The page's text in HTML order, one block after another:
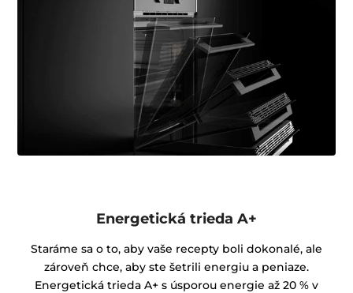
Energetická trieda A+
Staráme sa o to, aby vaše recepty boli dokonalé, ale
zároveň chce, aby ste šetrili energiu a peniaze.
Energetická trieda A+ s úsporou energie až 20 % v